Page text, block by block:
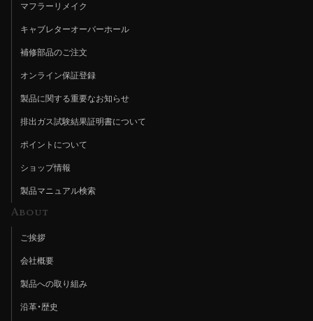
マフラーリメイク
キャブレターオーバーホール
補修部品のご注文
オンライン保証登録
製品に関する重要なお知らせ
排出ガス試験結果証明書について
ポイントについて
ショップ情報
製品マニュアル検索
About
ご挨拶
会社概要
製品への取り組み
沿革・歴史